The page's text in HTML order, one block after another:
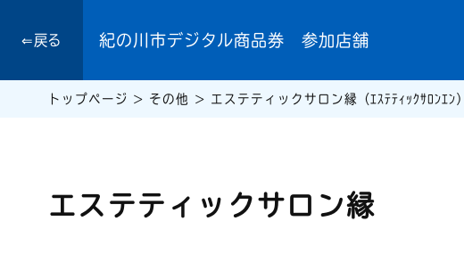
⇐戻る 紀の川市デジタル商品券 参加店舗
トップページ > その他 > エステティックサロン縁（ｴｽﾃﾃｨｯｸｻﾛﾝｴﾝ）
エステティックサロン縁